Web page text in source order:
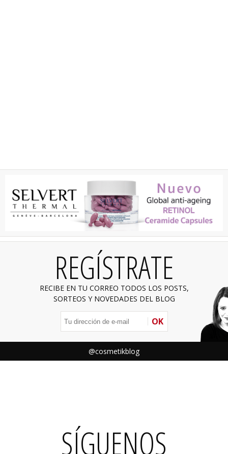
REGÍSTRATE
RECIBE EN TU CORREO TODOS LOS POSTS,
SORTEOS Y NOVEDADES DEL BLOG
OK
@cosmetikblog
SÍGUENOS